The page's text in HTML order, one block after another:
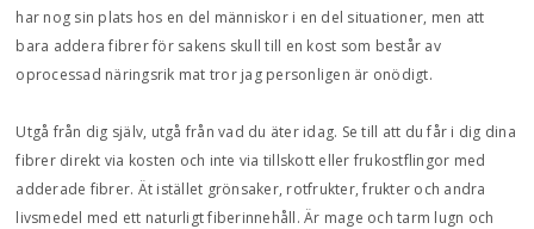
har nog sin plats hos en del människor i en del situationer, men att
bara addera fibrer för sakens skull till en kost som består av
oprocessad näringsrik mat tror jag personligen är onödigt.
Utgå från dig själv, utgå från vad du äter idag. Se till att du får i dig dina
fibrer direkt via kosten och inte via tillskott eller frukostflingor med
adderade fibrer. Ät istället grönsaker, rotfrukter, frukter och andra
livsmedel med ett naturligt fiberinnehåll. Är mage och tarm lugn och